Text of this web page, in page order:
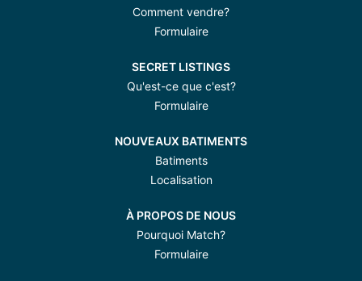
Comment vendre?
Formulaire
SECRET LISTINGS
Qu'est-ce que c'est?
Formulaire
NOUVEAUX BATIMENTS
Batiments
Localisation
À PROPOS DE NOUS
Pourquoi Match?
Formulaire